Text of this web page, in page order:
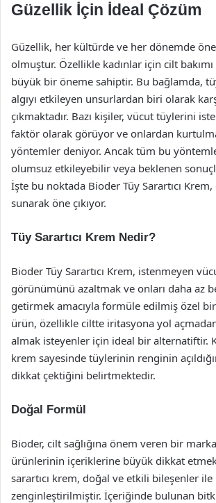
Güzellik İçin İdeal Çözüm
Güzellik, her kültürde ve her dönemde
olmuştur. Özellikle kadınlar için cilt
büyük bir öneme sahiptir. Bu bağlamda,
algıyı etkileyen unsurlardan biri olarak
çıkmaktadır. Bazı kişiler, vücut tüylerini
faktör olarak görüyor ve onlardan
yöntemler deniyor. Ancak tüm bu
olumsuz etkileyebilir veya beklenen
İşte bu noktada Bioder Tüy Sarartıcı
sunarak öne çıkıyor.
Tüy Sarartıcı Krem Nedir?
Bioder Tüy Sarartıcı Krem, istenmeyen
görünümünü azaltmak ve onları daha az
getirmek amacıyla formüle edilmiş özel
ürün, özellikle ciltte iritasyona yol
almak isteyenler için ideal bir alternatiftir.
krem sayesinde tüylerinin renginin
dikkat çektiğini belirtmektedir.
Doğal Formül
Bioder, cilt sağlığına önem veren bir
ürünlerinin içeriklerine büyük dikkat
sarartıcı krem, doğal ve etkili bileşenler ile
zenginleştirilmiştir. İçeriğinde bulunan